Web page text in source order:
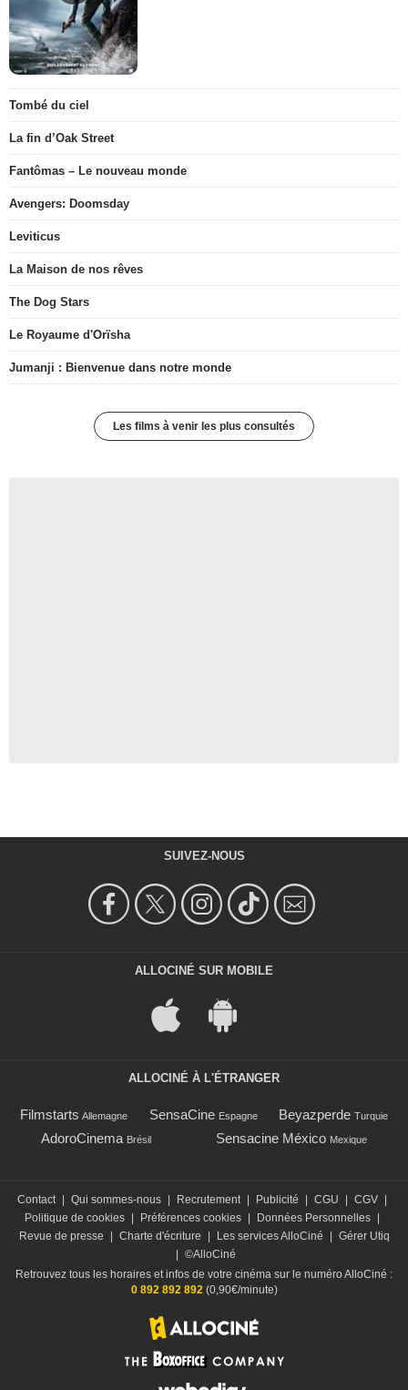
Tombé du ciel
La fin d’Oak Street
Fantômas – Le nouveau monde
Avengers: Doomsday
Leviticus
La Maison de nos rêves
The Dog Stars
Le Royaume d'Orïsha
Jumanji : Bienvenue dans notre monde
Les films à venir les plus consultés
SUIVEZ-NOUS
ALLOCINÉ SUR MOBILE
ALLOCINÉ À L'ÉTRANGER
Filmstarts Allemagne SensaCine Espagne Beyazperde Turquie
AdoroCinema Brésil Sensacine México Mexique
Contact | Qui sommes-nous | Recrutement | Publicité | CGU | CGV |
Politique de cookies | Préférences cookies | Données Personnelles |
Revue de presse
| Charte d'écriture | Les services AlloCiné | Gérer Utiq
| ©AlloCiné
Retrouvez tous les horaires et infos de votre cinéma sur le numéro AlloCiné :
0 892 892 892 (0,90€/minute)